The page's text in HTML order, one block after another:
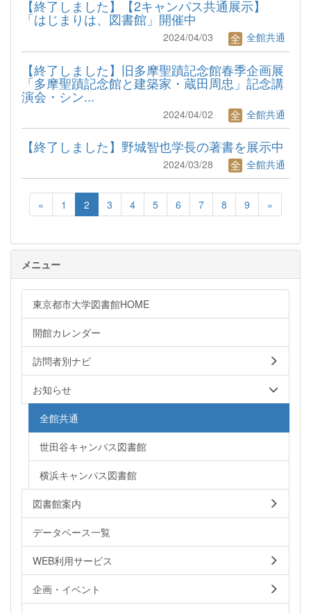
【終了しました】【2キャンパス共通展示】
「はじまりは、図書館」開催中
2024/04/03 全館共通
【終了しました】旧多摩聖蹟記念館春季企画展
「多摩聖蹟記念館と建築家・蔵田周忠」記念講
演会・シン...
2024/04/02 全館共通
【終了しました】野城智也学長の著書を展示中
2024/03/28 全館共通
« 1 2 3 4 5 6 7 8 9 »
メニュー
東京都市大学図書館HOME
開館カレンダー
訪問者別ナビ
お知らせ
全館共通
世田谷キャンパス図書館
横浜キャンパス図書館
図書館案内
データベース一覧
WEB利用サービス
企画・イベント